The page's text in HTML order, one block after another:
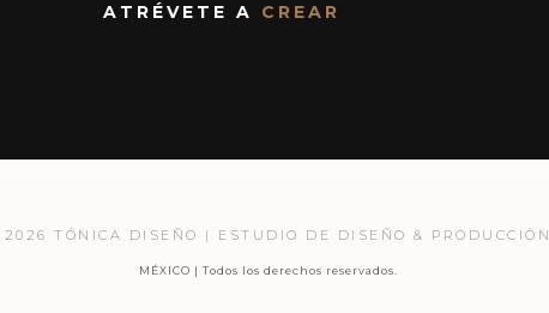
ATRÉVETE A CREAR
TÓNICA DISEÑO | ESTUDIO DE DISEÑO & PRODUCCIÓN
MÉXICO | Todos los derechos reservados.